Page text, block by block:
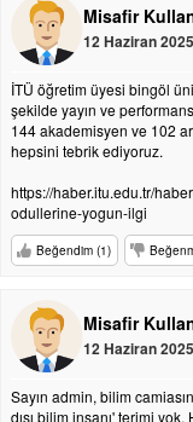
Misafir
12 Haziran
İTÜ öğretim üyesi bingöl
şekilde yayın ve
144 akademisyen ve 102
hepsini tebrik ediyoruz.
https://haber.itu.edu.tr/
odullerine-yogun-ilgi
Beğendim (1)
Misafir
12 Haziran
Sayın admin, bilim
dışı bilim insanı' terimi yok.